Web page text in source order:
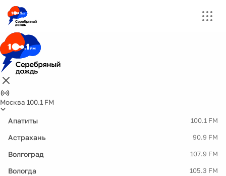
Москва 100.1 FM
Апатиты 100.1 FM
Астрахань 90.9 FM
Волгоград 107.9 FM
Вологда 105.3 FM